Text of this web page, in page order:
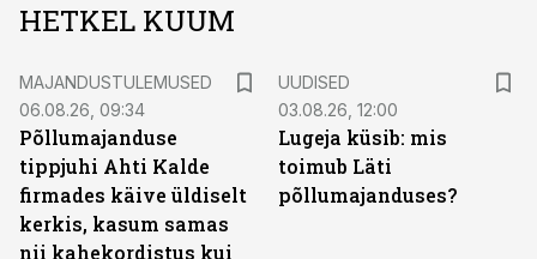
HETKEL KUUM
MAJANDUSTULEMUSED
06.08.26, 09:34
Põllumajanduse
tippjuhi Ahti Kalde
firmades käive üldiselt
kerkis, kasum samas
nii kahekordistus kui
UUDISED
03.08.26, 12:00
Lugeja küsib: mis
toimub Läti
põllumajanduses?